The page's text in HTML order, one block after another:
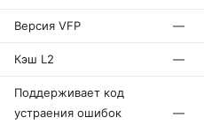
Версия VFP —
Кэш L2 —
Поддерживает код
устраения ошибок
—